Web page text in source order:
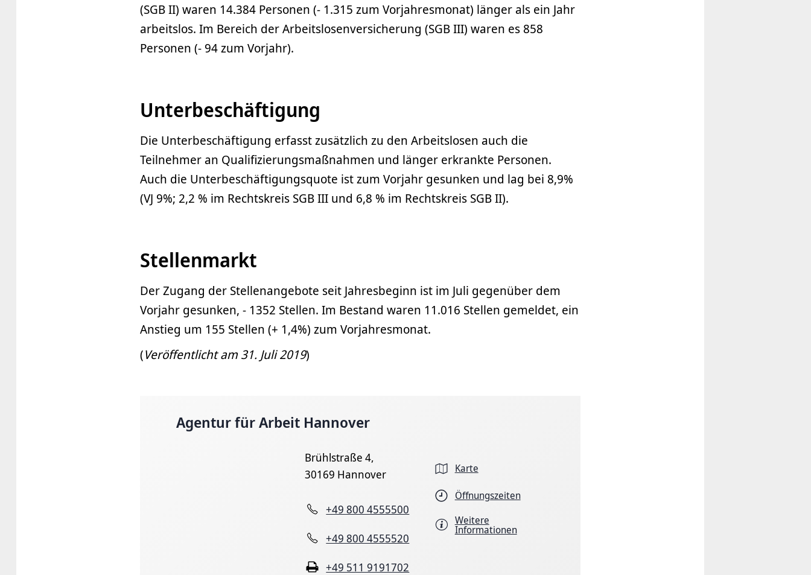
(SGB II) waren 14.384 Personen (- 1.315 zum Vorjahresmonat) länger als ein Jahr
arbeitslos. Im Bereich der Arbeitslosenversicherung (SGB III) waren es 858
Personen (- 94 zum Vorjahr).
Unterbeschäftigung
Die Unterbeschäftigung erfasst zusätzlich zu den Arbeitslosen auch die
Teilnehmer an Qualifizierungsmaßnahmen und länger erkrankte Personen.
Auch die Unterbeschäftigungs­quote ist zum Vorjahr gesunken und lag bei 8,9%
(VJ 9%; 2,2 % im Rechtskreis SGB III und 6,8 % im Rechtskreis SGB II).
Stellenmarkt
Der Zugang der Stellenangebote seit Jahresbeginn ist im Juli gegenüber dem
Vorjahr gesunken, - 1352 Stellen. Im Bestand waren 11.016 Stellen gemeldet, ein
Anstieg um 155 Stellen (+ 1,4%) zum Vorjahresmonat.
(Veröffentlicht am 31. Juli 2019)
Agentur für Arbeit Hannover
Brühlstraße 4,
30169 Hannover
+49 800 4555500
+49 800 4555520
+49 511 9191702
Karte
Öffnungszeiten
Weitere
Informationen